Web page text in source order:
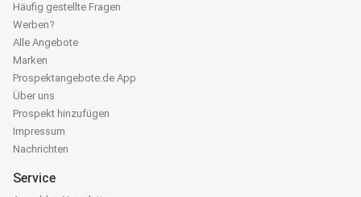
Häufig gestellte Fragen
Werben?
Alle Angebote
Marken
Prospektangebote.de App
Über uns
Prospekt hinzufügen
Impressum
Nachrichten
Service